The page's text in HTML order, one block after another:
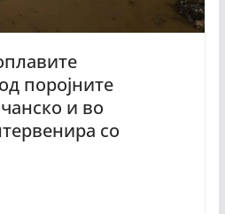
поројните
и во
со